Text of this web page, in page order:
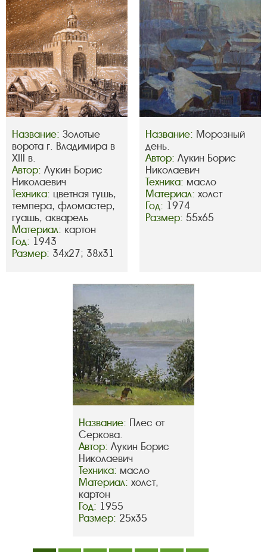
Название: Золотые
ворота г. Владимира в
XIII в.
Автор: Лукин Борис
Николаевич
Техника: цветная тушь,
темпера, фломастер,
гуашь, акварель
Материал: картон
Год: 1943
Размер: 34х27; 38х31
Название: Морозный
день.
Автор: Лукин Борис
Николаевич
Техника: масло
Материал: холст
Год: 1974
Размер: 55х65
Название: Плес от
Серкова.
Автор: Лукин Борис
Николаевич
Техника: масло
Материал: холст,
картон
Год: 1955
Размер: 25х35